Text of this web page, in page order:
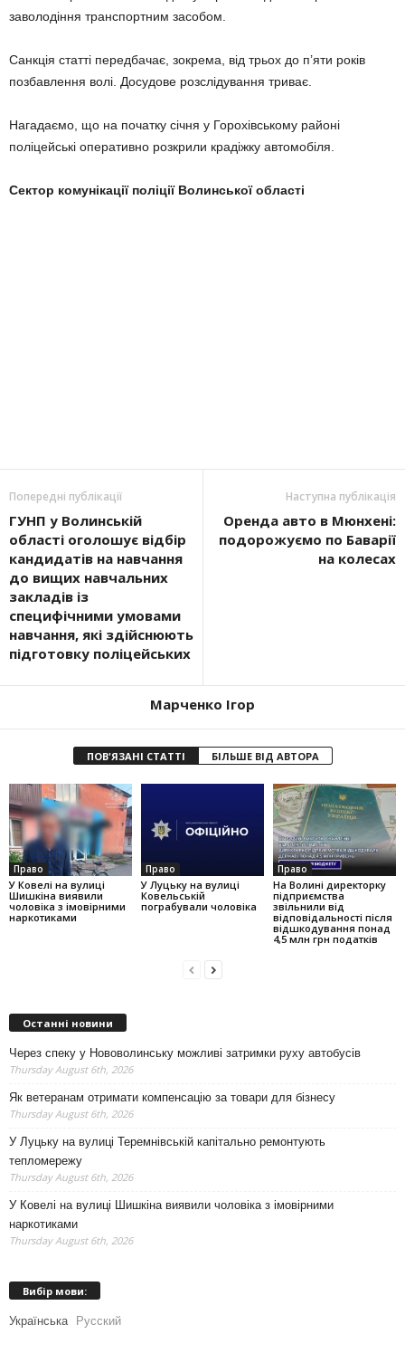
заволодіння транспортним засобом.
Санкція статті передбачає, зокрема, від трьох до п’яти років
позбавлення волі. Досудове розслідування триває.
Нагадаємо, що на початку січня у Горохівському районі
поліцейські оперативно розкрили крадіжку автомобіля.
Сектор комунікації поліції Волинської області
Попередні публікації
ГУНП у Волинській
області оголошує відбір
кандидатів на навчання
до вищих навчальних
закладів із
специфічними умовами
навчання, які здійснюють
підготовку поліцейських
Наступна публікація
Оренда авто в Мюнхені:
подорожуємо по Баварії
на колесах
Марченко Ігор
ПОВ'ЯЗАНІ СТАТТІ БІЛЬШЕ ВІД АВТОРА
Право
У Ковелі на вулиці
Шишкіна виявили
чоловіка з імовірними
наркотиками
Право
У Луцьку на вулиці
Ковельській
пограбували чоловіка
Право
На Волині директорку
підприємства
звільнили від
відповідальності після
відшкодування понад
4,5 млн грн податків
Останні новини
Через спеку у Нововолинську можливі затримки руху автобусів
Thursday August 6th, 2026
Як ветеранам отримати компенсацію за товари для бізнесу
Thursday August 6th, 2026
У Луцьку на вулиці Теремнівській капітально ремонтують
тепломережу
Thursday August 6th, 2026
У Ковелі на вулиці Шишкіна виявили чоловіка з імовірними
наркотиками
Thursday August 6th, 2026
Вибір мови:
Українська Русский